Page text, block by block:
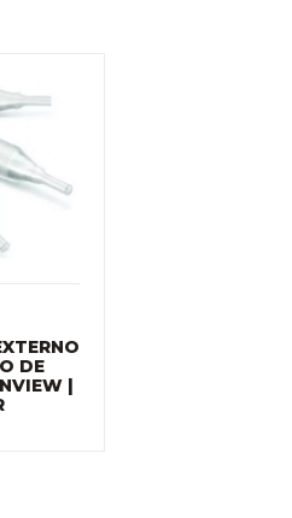
DE
|